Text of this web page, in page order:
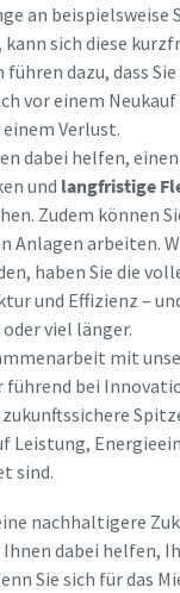
an beispielsweise
sich diese
dazu, dass
vor einem
Verlust.
dabei helfen,
und langfristige
Zudem können
Anlagen arbeiten.
haben Sie die
und Effizienz –
viel länger.
mit
führend bei
Leistung,
sind.
nachhaltigere
Ihnen dabei helfen,
Sie sich für das